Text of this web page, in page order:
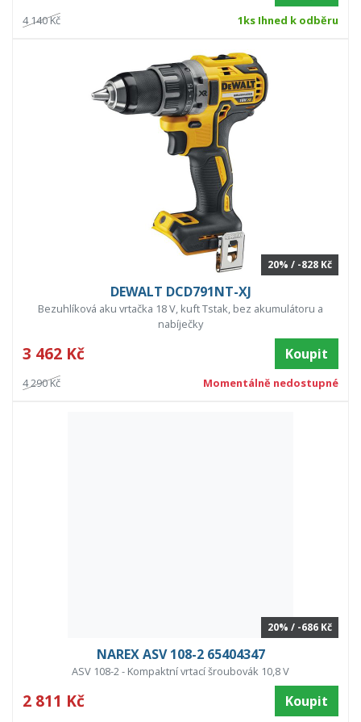
4 140 Kč 1ks Ihned k odběru
20% / -828 Kč
DEWALT DCD791NT-XJ
Bezuhlíková aku vrtačka 18 V, kuft Tstak, bez akumulátoru a
nabíječky
3 462 Kč Koupit
4 290 Kč Momentálně nedostupné
20% / -686 Kč
NAREX ASV 108-2 65404347
ASV 108-2 - Kompaktní vrtací šroubovák 10,8 V
2 811 Kč Koupit